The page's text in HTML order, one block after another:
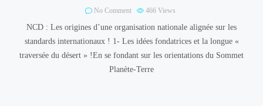
No Comment 466 Views
NCD : Les origines d’une organisation nationale alignée sur les
standards internationaux ! 1- Les idées fondatrices et la longue «
traversée du désert » !En se fondant sur les orientations du Sommet
Planète-Terre